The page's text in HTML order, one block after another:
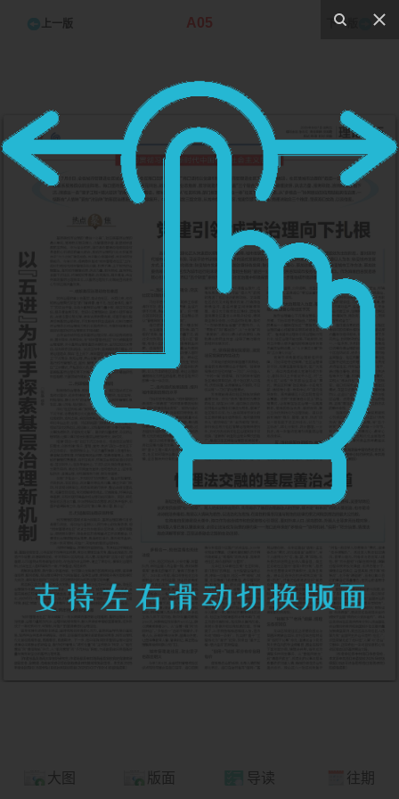
上一版 A05 下一版
大图 版面 导读 往期